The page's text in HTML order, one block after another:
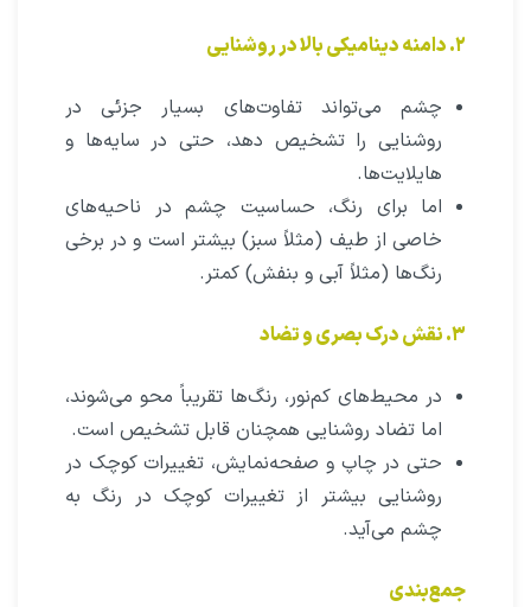
۲. دامنه دینامیکی بالا در روشنایی
چشم می‌تواند تفاوت‌های بسیار جزئی در
روشنایی را تشخیص دهد، حتی در سایه‌ها و
هایلایت‌ها.
اما برای رنگ، حساسیت چشم در ناحیه‌های
خاصی از طیف (مثلاً سبز) بیشتر است و در برخی
رنگ‌ها (مثلاً آبی و بنفش) کمتر.
۳. نقش درک بصری و تضاد
در محیط‌های کم‌نور، رنگ‌ها تقریباً محو می‌شوند،
اما تضاد روشنایی همچنان قابل تشخیص است.
حتی در چاپ و صفحه‌نمایش، تغییرات کوچک در
روشنایی بیشتر از تغییرات کوچک در رنگ به
چشم می‌آید.
جمع‌بندی